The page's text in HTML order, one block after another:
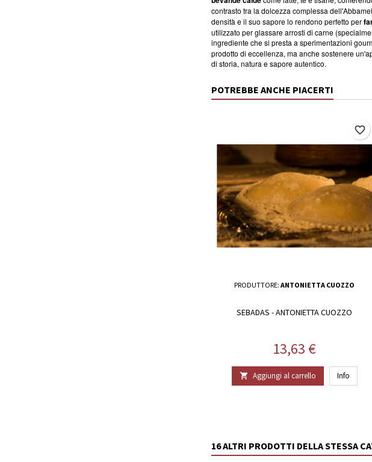
contrasto tra la dolcezza complessa
densità e il suo sapore lo rendono perfetto per
utilizzato per glassare arrosti di carne
ingrediente che si presta a sperimentazioni
prodotto di eccellenza, ma anche sostenere
di storia, natura e sapore autentico.
POTREBBE ANCHE PIACERTI
PRODUTTORE: ANTONIETTA CUOZZO
SEBADAS - ANTONIETTA CUOZZO
Prezzo
13,63 €
 Aggiungi al carrello Info
favorite_border
16 ALTRI PRODOTTI DELLA STESSA